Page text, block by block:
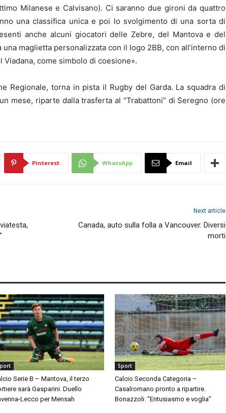
Milanese e Calvisano). Ci saranno due gironi da quattro
una classifica unica e poi lo svolgimento di una sorta di
anche alcuni giocatori delle Zebre, del Mantova e del
maglietta personalizzata con il logo 2BB, con all’interno di
come simbolo di coesione».
Regionale, torna in pista il Rugby del Garda. La squadra di
mese, riparte dalla trasferta al “Trabattoni” di Seregno (ore
Pinterest WhatsApp Email
Next article
Canada, auto sulla folla a Vancouver. Diversi
morti
Serie B – Mantova, il terzo
sarà Gasparini. Duello
Lecco per Mensah
Sport
Calcio Seconda Categoria –
Casalromano pronto a ripartire.
Bonazzoli: “Entusiasmo e voglia”